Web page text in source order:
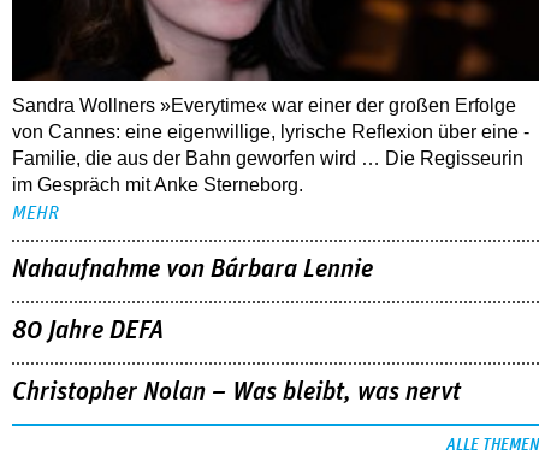
Sandra Wollners »Everytime« war einer der großen Erfolge
von Cannes: eine eigenwillige, lyrische Reflexion über eine ­
Familie, die aus der Bahn geworfen wird … Die Regisseurin
im Gespräch mit Anke Sterneborg.
MEHR
Nahaufnahme von Bárbara Lennie
80 Jahre DEFA
Christopher Nolan – Was bleibt, was nervt
ALLE THEMEN